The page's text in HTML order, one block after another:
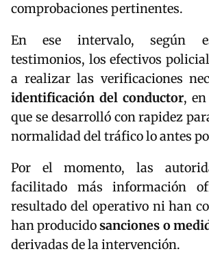
comprobaciones pertinentes.
En ese intervalo, según
testimonios, los efectivos
a realizar las verificaciones
identificación del conductor,
que se desarrolló con rapidez
normalidad del tráfico lo antes
Por el momento, las
facilitado más información
resultado del operativo ni han
han producidosanciones o
derivadas de la intervención.